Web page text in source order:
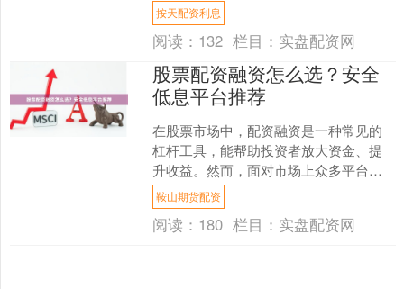
资平台，如何选择正规、安全、可靠的
股票配资公司，成为投资者....
按天配资利息
阅读： 132 栏目： 实盘配资网
股票配资融资怎么选？安全
低息平台推荐
在股票市场中，配资融资是一种常见的
杠杆工具，能帮助投资者放大资金、提
升收益。然而，面对市场上众多平台，
如何选择安全、低息的配资渠道，成为
许多股民关心的核心问题。....
鞍山期货配资
阅读： 180 栏目： 实盘配资网